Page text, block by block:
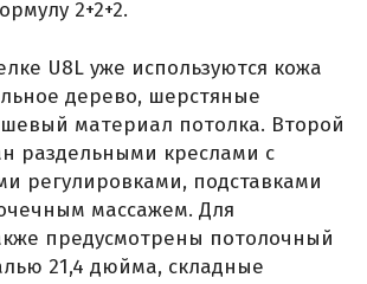
2+2+2.
U8L уже используются кожа
дерево, шерстяные
материал потолка. Второй
раздельными креслами с
регулировками, подставками
массажем. Для
предусмотрены потолочный
21,4 дюйма, складные